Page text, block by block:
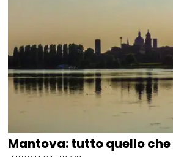
Mantova: tutto quello che